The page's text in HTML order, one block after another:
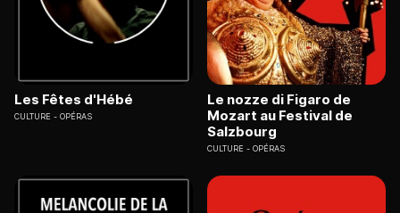
Les Fêtes d'Hébé
CULTURE OPÉRAS
Le nozze di Figaro de
Mozart au Festival de
Salzbourg
CULTURE OPÉRAS